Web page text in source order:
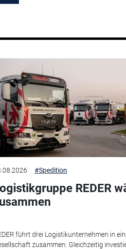
#Spedition
REDER
führt drei Logistikunternehmen in
zusammen. Gleichzeitig